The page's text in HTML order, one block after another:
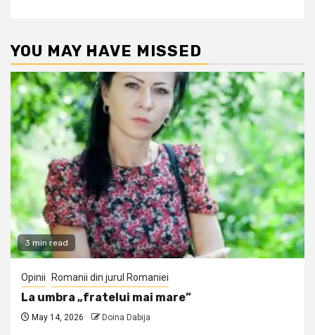
YOU MAY HAVE MISSED
3 min read
Opinii Romanii din jurul Romaniei
La umbra „fratelui mai mare”
May 14, 2026 Doina Dabija